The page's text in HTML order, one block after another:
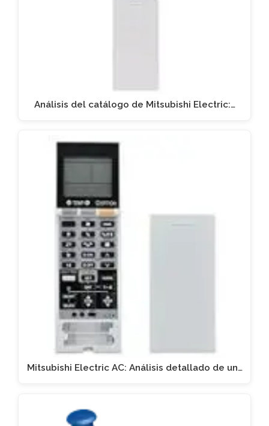
Análisis del catálogo de Mitsubishi Electric:…
Mitsubishi Electric AC: Análisis detallado de un…